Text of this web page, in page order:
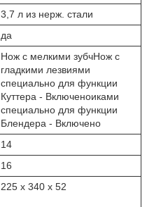
3,7 л из нерж. стали
да
Нож с мелкими зубчНож с
гладкими лезвиями
специально для функции
Куттера - Включеноиками
специально для функции
Блендера - Включено
14
16
225 x 340 x 52